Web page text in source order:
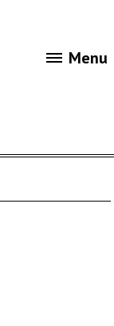
Menu
w łódzkim”